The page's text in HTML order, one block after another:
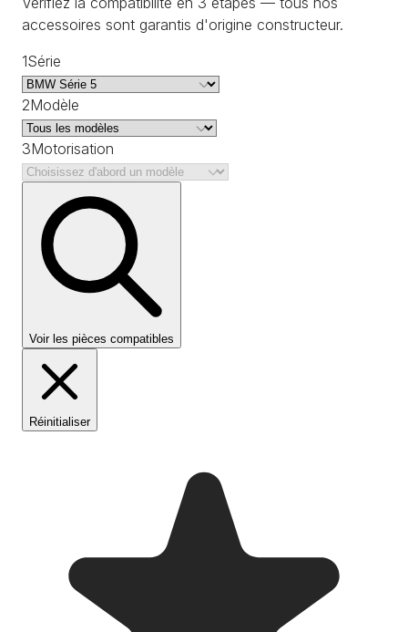
accessoires sont garantis d'origine constructeur.
1Série
2Modèle
3Motorisation
Voir les pièces compatibles
Réinitialiser